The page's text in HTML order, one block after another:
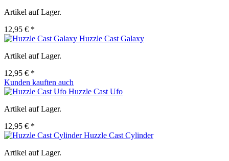
Artikel auf Lager.
12,95 € *
Huzzle Cast Galaxy
Artikel auf Lager.
12,95 € *
Kunden kauften auch
Huzzle Cast Ufo
Artikel auf Lager.
12,95 € *
Huzzle Cast Cylinder
Artikel auf Lager.